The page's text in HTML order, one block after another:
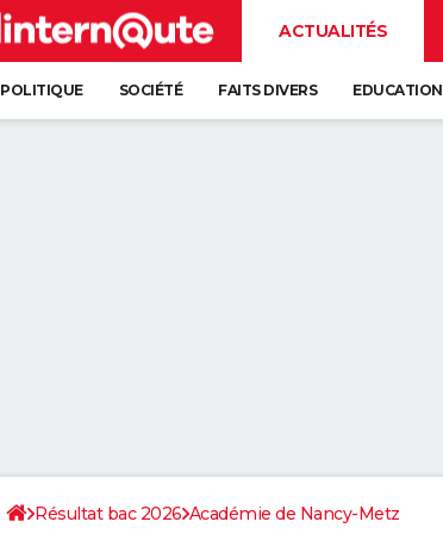
ACTUALITÉS
POLITIQUE SOCIÉTÉ FAITS DIVERS EDUCATION
Résultat bac 2026 Académie de Nancy-Metz